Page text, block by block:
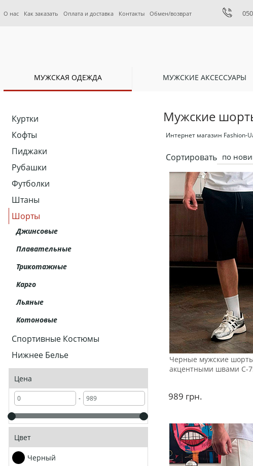
О нас Как заказать Оплата и доставка Контакты Обмен/возврат
МУЖСКАЯ ОДЕЖДА МУЖСКИЕ АКСЕССУАРЫ
Куртки
Кофты
Пиджаки
Рубашки
Футболки
Штаны
Шорты
Джинсовые
Плавательные
Трикотажные
Карго
Льяные
Котоновые
Спортивные Костюмы
Нижнее Белье
Цена
-
Цвет
Черный
Мужские
Интернет магазин Fashion-
Сортировать по
Черные мужские
акцентными швами С-
989 грн.